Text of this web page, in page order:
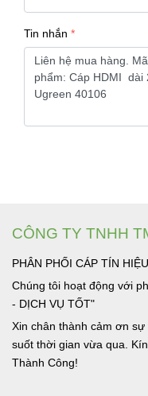
Tin nhắn
CÔNG TY TNHH
PHÂN PHỐI CÁP TÍN
Chúng tôi hoạt động với
- DỊCH VỤ TỐT"
Xin chân thành cảm ơn
suốt thời gian vừa qua.
Thành Công!